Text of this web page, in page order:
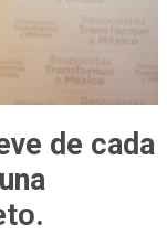
de cada